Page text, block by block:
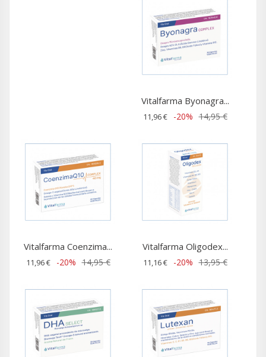
Vitalfarma Byonagra...
11,96 € -20% 14,95 €
Vitalfarma Coenzima...
11,96 € -20% 14,95 €
Vitalfarma Oligodex...
11,16 € -20% 13,95 €